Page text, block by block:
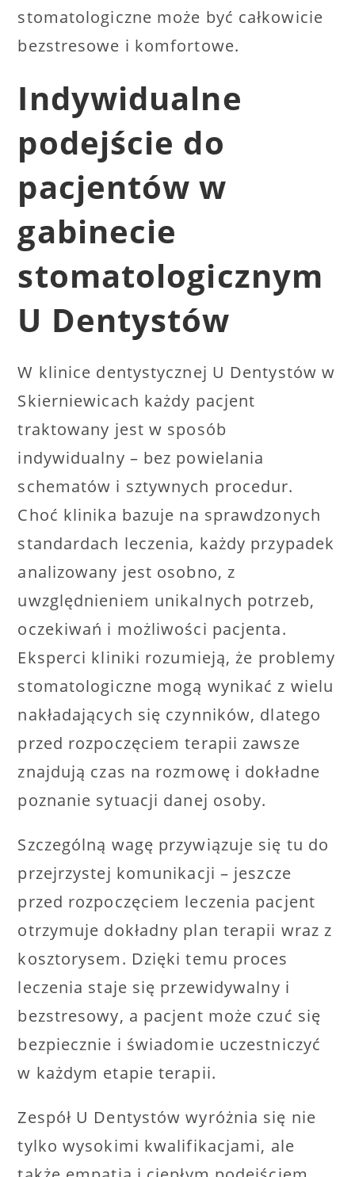
stomatologiczne może być całkowicie
bezstresowe i komfortowe.
Indywidualne
podejście do
pacjentów w
gabinecie
stomatologicznym
U Dentystów
W klinice dentystycznej U Dentystów w
Skierniewicach każdy pacjent
traktowany jest w sposób
indywidualny – bez powielania
schematów i sztywnych procedur.
Choć klinika bazuje na sprawdzonych
standardach leczenia, każdy przypadek
analizowany jest osobno, z
uwzględnieniem unikalnych potrzeb,
oczekiwań i możliwości pacjenta.
Eksperci kliniki rozumieją, że problemy
stomatologiczne mogą wynikać z wielu
nakładających się czynników, dlatego
przed rozpoczęciem terapii zawsze
znajdują czas na rozmowę i dokładne
poznanie sytuacji danej osoby.
Szczególną wagę przywiązuje się tu do
przejrzystej komunikacji – jeszcze
przed rozpoczęciem leczenia pacjent
otrzymuje dokładny plan terapii wraz z
kosztorysem. Dzięki temu proces
leczenia staje się przewidywalny i
bezstresowy, a pacjent może czuć się
bezpiecznie i świadomie uczestniczyć
w każdym etapie terapii.
Zespół U Dentystów wyróżnia się nie
tylko wysokimi kwalifikacjami, ale